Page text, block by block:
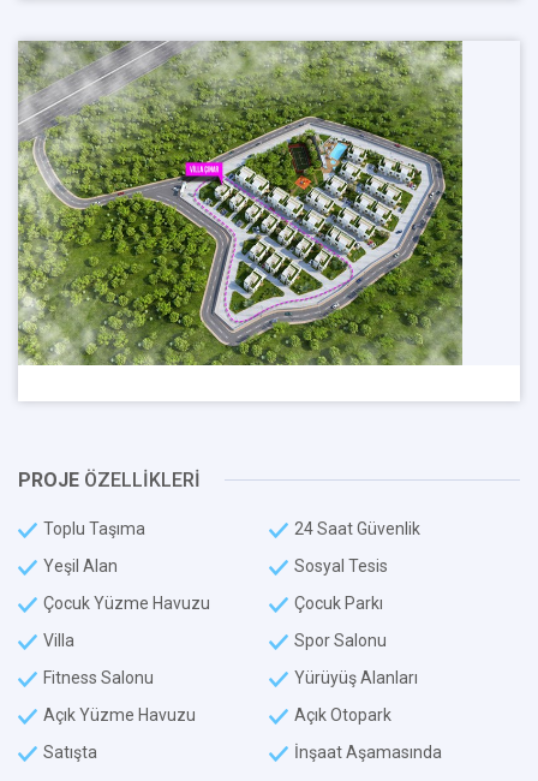
PROJE ÖZELLİKLERİ
Toplu Taşıma
24 Saat Güvenlik
Yeşil Alan
Sosyal Tesis
Çocuk Yüzme Havuzu
Çocuk Parkı
Villa
Spor Salonu
Fitness Salonu
Yürüyüş Alanları
Açık Yüzme Havuzu
Açık Otopark
Satışta
İnşaat Aşamasında